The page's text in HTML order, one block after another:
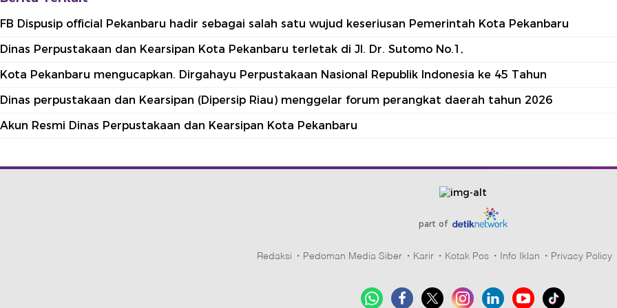
FB Dispusip official Pekanbaru hadir sebagai salah satu wujud keseriusan Pemerintah Kota Pekanbaru
Dinas Perpustakaan dan Kearsipan Kota Pekanbaru terletak di Jl. Dr. Sutomo No.1,
Kota Pekanbaru mengucapkan. Dirgahayu Perpustakaan Nasional Republik Indonesia ke 45 Tahun
Dinas perpustakaan dan Kearsipan (Dipersip Riau) menggelar forum perangkat daerah tahun 2026
Akun Resmi Dinas Perpustakaan dan Kearsipan Kota Pekanbaru
part of
Redaksi Pedoman Media Siber Karir Kotak Pos Info Iklan Privacy Policy